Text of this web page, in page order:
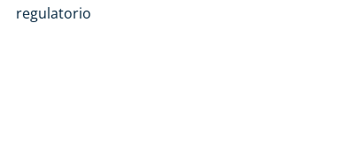
regulatorio